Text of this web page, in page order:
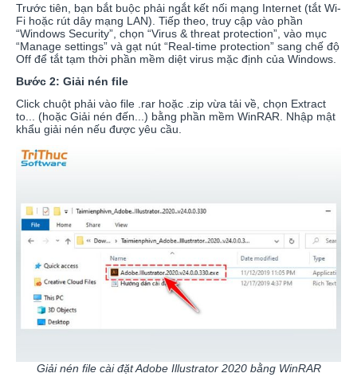
Trước tiên, bạn bắt buộc phải ngắt kết nối mạng Internet (tắt Wi-
Fi hoặc rút dây mạng LAN). Tiếp theo, truy cập vào phần
“Windows Security”, chọn “Virus & threat protection”, vào mục
“Manage settings” và gạt nút “Real-time protection” sang chế độ
Off để tắt tạm thời phần mềm diệt virus mặc định của Windows.
Bước 2: Giải nén file
Click chuột phải vào file .rar hoặc .zip vừa tải về, chọn Extract
to... (hoặc Giải nén đến...) bằng phần mềm WinRAR. Nhập mật
khẩu giải nén nếu được yêu cầu.
Giải nén file cài đặt Adobe Illustrator 2020 bằng WinRAR